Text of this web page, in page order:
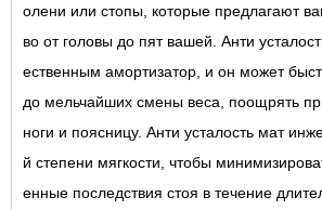
олени или стопы, которые предлагают
во от головы до пят вашей. Анти
ественным амортизатор, и он может
до мельчайших смены веса, поощрять
ноги и поясницу. Анти усталость мат
й степени мягкости, чтобы
енные последствия стоя в течение